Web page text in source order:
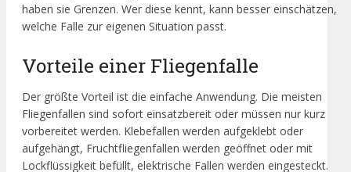
haben sie Grenzen. Wer diese kennt, kann besser einschätzen,
welche Falle zur eigenen Situation passt.
Vorteile einer Fliegenfalle
Der größte Vorteil ist die einfache Anwendung. Die meisten
Fliegenfallen sind sofort einsatzbereit oder müssen nur kurz
vorbereitet werden. Klebefallen werden aufgeklebt oder
aufgehängt, Fruchtfliegenfallen werden geöffnet oder mit
Lockflüssigkeit befüllt, elektrische Fallen werden eingesteckt.